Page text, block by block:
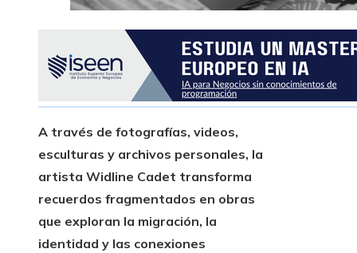
A través de fotografías, videos,
esculturas y archivos personales, la
artista Widline Cadet transforma
recuerdos fragmentados en obras
que exploran la migración, la
identidad y las conexiones